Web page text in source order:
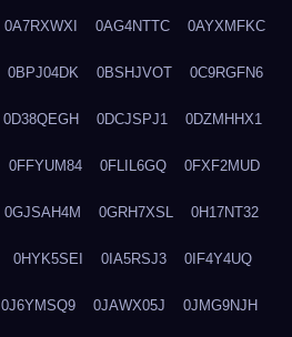
0A7RXWXI 0AG4NTTC 0AYXMFKC
0BPJ04DK 0BSHJVOT 0C9RGFN6
0D38QEGH 0DCJSPJ1 0DZMHHX1
0FFYUM84 0FLIL6GQ 0FXF2MUD
0GJSAH4M 0GRH7XSL 0H17NT32
0HYK5SEI 0IA5RSJ3 0IF4Y4UQ
0J6YMSQ9 0JAWX05J 0JMG9NJH